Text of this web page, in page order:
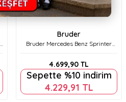
Bruder
Bruder Mercedes Benz Sprinter
4.699,90 TL
Sepette %10 indirim
4.229,91 TL